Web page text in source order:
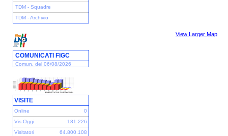
TDM - Squadre
TDM - Archivio
COMUNICATI FIGC
Comun. del 06/08/2026
VISITE
Online
0
Vis.Oggi
181.226
Visitatori
64.800.108
View Larger Map